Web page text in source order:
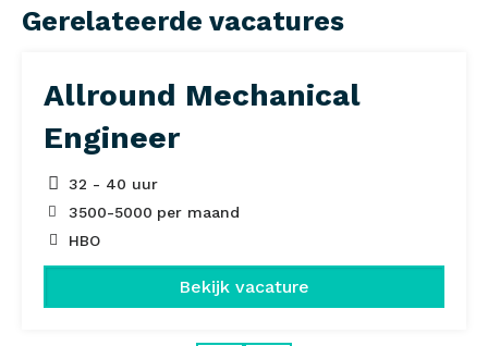
Gerelateerde vacatures
Allround Mechanical
Engineer
32 - 40 uur
3500-5000 per maand
HBO
Bekijk vacature